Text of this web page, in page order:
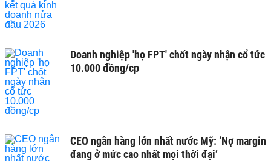
Doanh nghiệp 'họ FPT' chốt ngày nhận cổ tức
10.000 đồng/cp
CEO ngân hàng lớn nhất nước Mỹ: ‘Nợ margin
đang ở mức cao nhất mọi thời đại’